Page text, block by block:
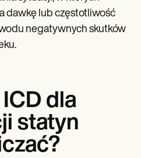
dawkę lub częstotliwość
negatywnych skutków
dla
statyn